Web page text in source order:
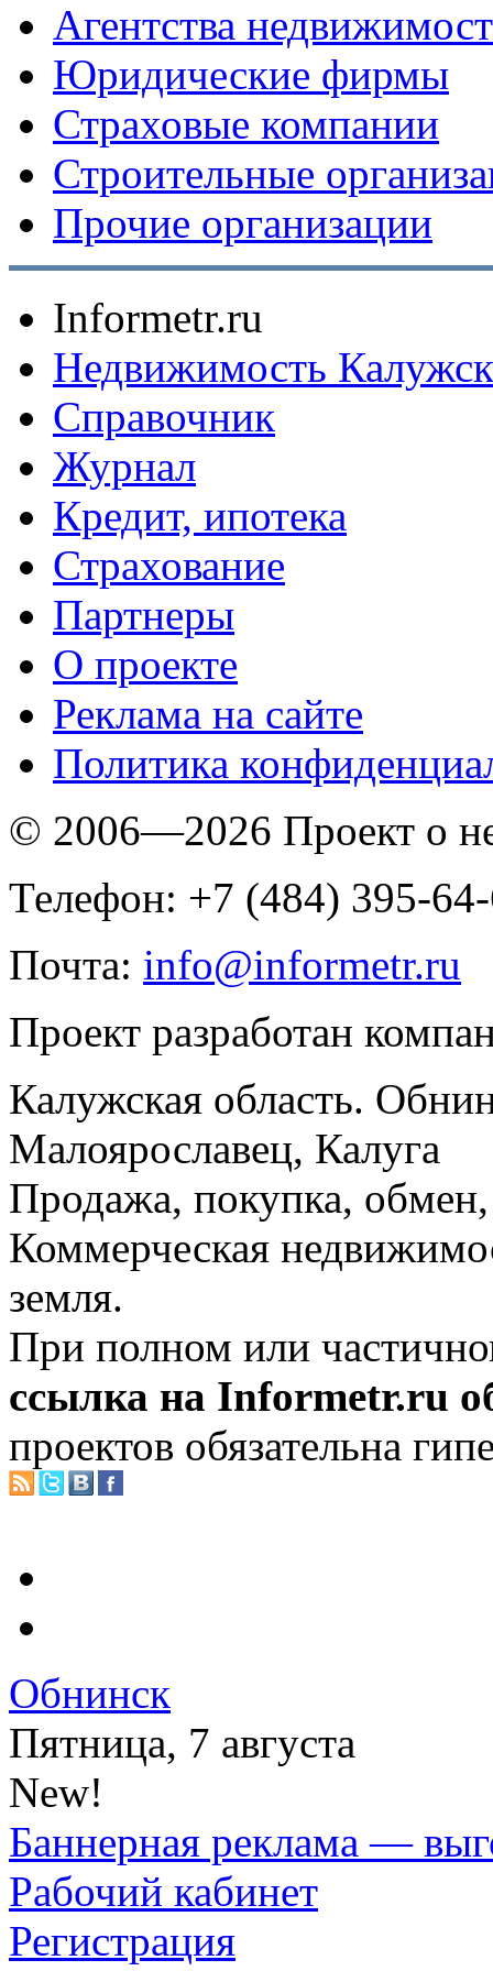
Агентства
Юридические фирмы
Страховые компании
Строительные
Прочие организации
Informetr.ru
Недвижимость
Справочник
Журнал
Кредит, ипотека
Страхование
Партнеры
O проекте
Реклама на сайте
Политика
© 2006—2026 Проект о
Телефон: +7 (484) 395-
Почта: info@informetr.ru
Проект разработан
Калужская область.
Малоярославец, Калуга
Продажа, покупка, обмен,
Коммерческая
земля.
При полном или
ссылка на Informetr.ru
проектов обязательна
Обнинск
Пятница, 7 августа
New!
Баннерная реклама —
Рабочий кабинет
Регистрация